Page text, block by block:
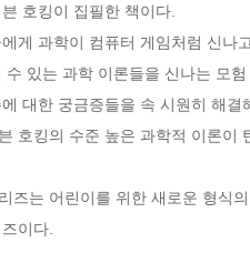
호킹이 집필한 책이다.
게 과학이 컴퓨터 게임처럼 신
있는 과학 이론들을 신나는 모
대한 궁금증들을 속 시원히 해
호킹의 수준 높은 과학적 이론
즈는 어린이를 위한 새로운 형
이다.